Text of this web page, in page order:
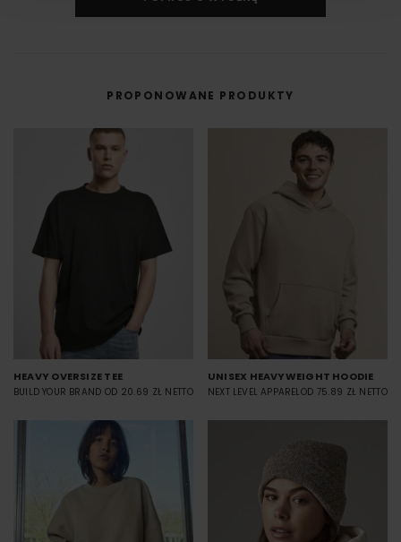
PROPONOWANE PRODUKTY
HEAVY OVERSIZE TEE
BUILD YOUR BRAND OD 20.69 ZŁ NETTO
UNISEX HEAVYWEIGHT HOODIE
NEXT LEVEL APPARELOD 75.89 ZŁ NETTO